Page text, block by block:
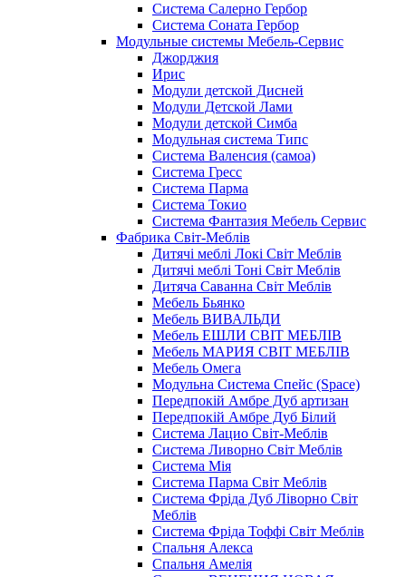
Система Салерно Гербор
Система Соната Гербор
Модульные системы Мебель-Сервис
Джорджия
Ирис
Модули детской Дисней
Модули Детской Лами
Модули детской Симба
Модульная система Типс
Система Валенсия (самоа)
Система Гресс
Система Парма
Система Токио
Система Фантазия Мебель Сервис
Фабрика Світ-Меблів
Дитячі меблі Локі Світ Меблів
Дитячі меблі Тоні Світ Меблів
Дитяча Саванна Світ Меблів
Мебель Бьянко
Мебель ВИВАЛЬДИ
Мебель ЕШЛИ СВІТ МЕБЛІВ
Мебель МАРИЯ СВІТ МЕБЛІВ
Мебель Омега
Модульна Cистема Спейс (Space)
Передпокій Амбре Дуб артизан
Передпокій Амбре Дуб Білий
Система Лацио Світ-Меблів
Система Ливорно Світ Меблів
Система Мія
Система Парма Свiт Меблiв
Система Фріда Дуб Ліворно Світ
Меблів
Система Фріда Тоффі Світ Меблів
Спальня Алекса
Спальня Амелія